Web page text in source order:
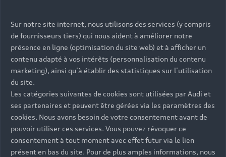
Sur notre site internet, nous utilisons des services (y compris
de fournisseurs tiers) qui nous aident à améliorer notre
présence en ligne (optimisation du site web) et à afficher un
contenu adapté à vos intérêts (personnalisation du contenu
marketing), ainsi qu’à établir des statistiques sur l’utilisation
du site.
Les catégories suivantes de cookies sont utilisées par Audi et
ses partenaires et peuvent être gérées via les paramètres des
cookies. Nous avons besoin de votre consentement avant de
pouvoir utiliser ces services. Vous pouvez révoquer ce
consentement à tout moment avec effet futur via le lien
présent en bas du site. Pour de plus amples informations, nous